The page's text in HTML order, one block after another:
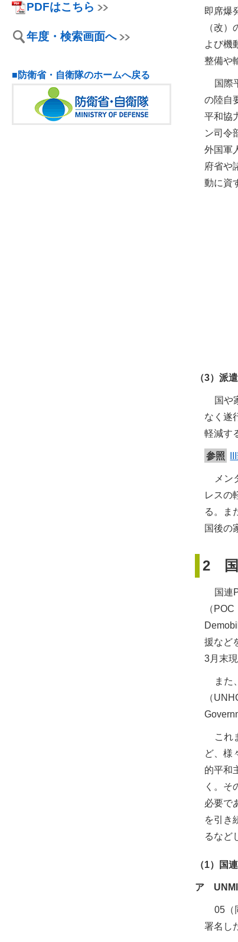
PDFはこちら
年度・検索画面へ
■防衛省・自衛隊のホームへ戻る
即席爆
（改
よび機
整備や
国際
の陸自
平和協
ン司令
外国軍
府省や
動に資
（3）派
国や
なく遂
軽減す
参照
メン
レスの
る。ま
国後の
2 国
国連
（
援など
3月末現
また
（
これ
ど、様
的平和
く。そ
必要で
を引き
るなど
（1）国
ア
05（
署名し